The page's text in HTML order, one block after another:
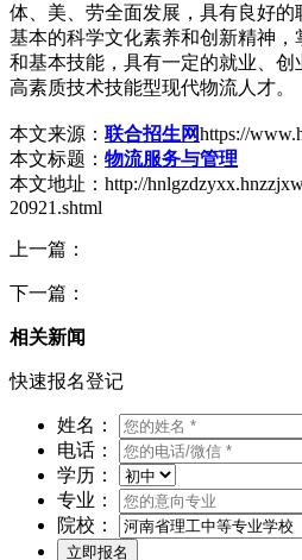
体、美、劳全面发展，具有良好
基本的科学文化素养和创新精神
和基本技能，具有一定的就业、
高素质技术技能型现代物流人才。
本文来源： 联合招生网https://
本文标题： 物流服务与管理
本文地址：http://
20921.shtml
上一篇：
下一篇：
相关新闻
快速报名登记
姓名：
电话：
学历：
专业：
院校：